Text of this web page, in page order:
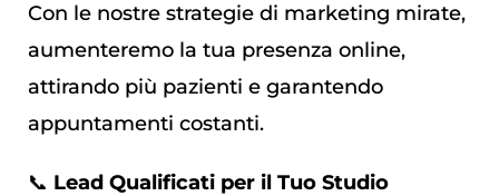
Con le nostre strategie di marketing mirate,
aumenteremo la tua presenza online,
attirando più pazienti e garantendo
appuntamenti costanti.
📞 Lead Qualificati per il Tuo Studio